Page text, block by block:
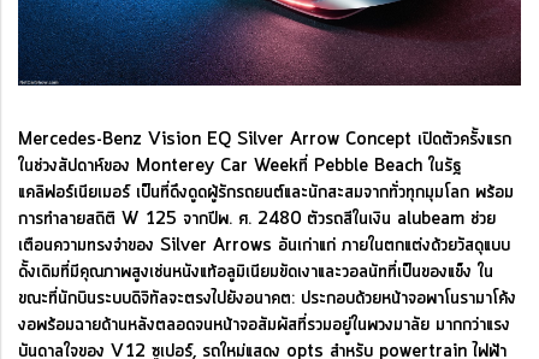
Mercedes-Benz Vision EQ Silver Arrow Concept เปิดตัวครั้งแรก
ในช่วงสัปดาห์ของ Monterey Car Weekที่ Pebble Beach ในรัฐ
แคลิฟอร์เนียเมอร์ เป็นที่ดึงดูดผู้รักรถยนต์และนักสะสมจากทั่วทุกมุมโลก พร้อม
การทำลายสถิติ W 125 จากปีพ. ศ. 2480 ตัวรถสีในเงิน alubeam ช่วย
เตือนความทรงจำของ Silver Arrows อันเก่าแก่ ภายในตกแต่งด้วยวัสดุแบบ
ดั้งเดิมที่มีคุณภาพสูงเช่นหนังแท้อลูมิเนียมขัดเงาและวอลนัทที่เป็นของแข็ง ใน
ขณะที่นักบินระบบดิจิทัลจะตรงไปยังอนาคต: ประกอบด้วยหน้าจอพาโนรามาโค้ง
งอพร้อมฉายด้านหลังตลอดจนหน้าจอสัมผัสที่รวมอยู่ในพวงมาลัย มากกว่าแรง
บันดาลใจของ V12 ซูเปอร์, รถใหม่แสดง opts สำหรับ powertrain ไฟฟ้า